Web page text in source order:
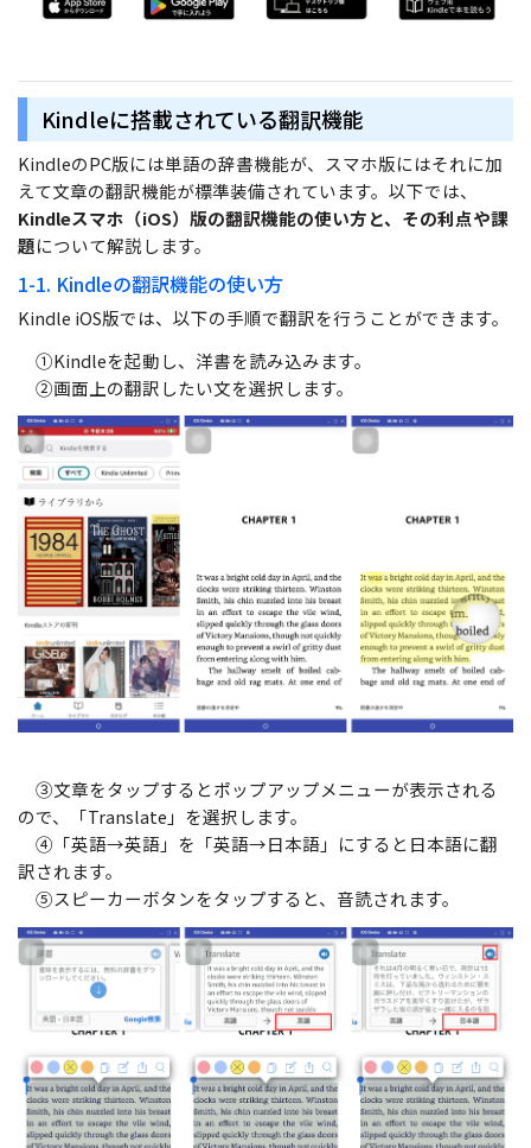
共有・保護
PDF 共有
PDF データ抽出
PDF 保護
PDF 電子署名
閲覧・活用
PDF 閲覧
PDF 注釈
PDF 印刷
PDF 翻訳
AI ツール
役立つPDFテンプレート
年賀状テンプレート
履歴書テンプレート
動画で学ぶ
サポート
よくある質問
お問い合わせ
専門スタッフ直通
050-3066-4378
受付 月~金 10:00-13:00 / 15:00-19:30
ユーザーの声
私たちをフォロー
Kindleに搭載されている翻訳機能
KindleのPC版には単語の辞書機能が、スマホ版にはそれに加
えて文章の翻訳機能が標準装備されています。以下では、
Kindleスマホ（iOS）版の翻訳機能の使い方と、その利点や課
題について解説します。
1-1. Kindleの翻訳機能の使い方
Kindle iOS版では、以下の手順で翻訳を行うことができます。
①Kindleを起動し、洋書を読み込みます。
②画面上の翻訳したい文を選択します。
③文章をタップするとポップアップメニューが表示される
ので、「Translate」を選択します。
④「英語→英語」を「英語→日本語」にすると日本語に翻
訳されます。
⑤スピーカーボタンをタップすると、音読されます。